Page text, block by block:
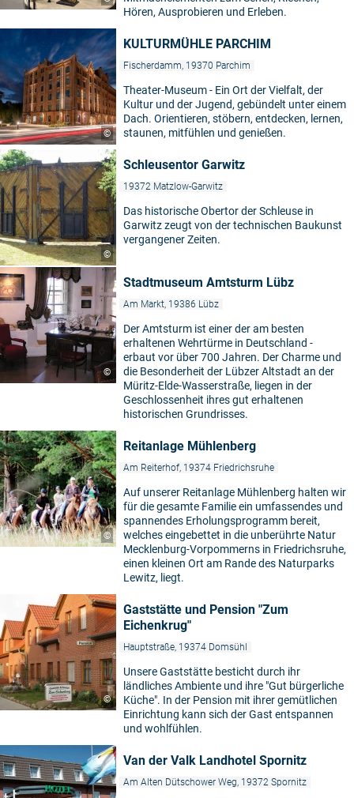
Hören, Ausprobieren und Erleben.
©
KULTURMÜHLE PARCHIM
Fischerdamm, 19370 Parchim
Theater-Museum - Ein Ort der Vielfalt, der
Kultur und der Jugend, gebündelt unter einem
Dach. Orientieren, stöbern, entdecken, lernen,
staunen, mitfühlen und genießen.
©
Schleusentor Garwitz
19372 Matzlow-Garwitz
Das historische Obertor der Schleuse in
Garwitz zeugt von der technischen Baukunst
vergangener Zeiten.
©
Stadtmuseum Amtsturm Lübz
Am Markt, 19386 Lübz
Der Amtsturm ist einer der am besten
erhaltenen Wehrtürme in Deutschland -
erbaut vor über 700 Jahren. Der Charme und
die Besonderheit der Lübzer Altstadt an der
Müritz-Elde-Wasserstraße, liegen in der
Geschlossenheit ihres gut erhaltenen
historischen Grundrisses.
©
Reitanlage Mühlenberg
Am Reiterhof, 19374 Friedrichsruhe
Auf unserer Reitanlage Mühlenberg halten wir
für die gesamte Familie ein umfassendes und
spannendes Erholungsprogramm bereit,
welches eingebettet in die unberührte Natur
Mecklenburg-Vorpommerns in Friedrichsruhe,
einen kleinen Ort am Rande des Naturparks
Lewitz, liegt.
©
Gaststätte und Pension "Zum
Eichenkrug"
Hauptstraße, 19374 Domsühl
Unsere Gaststätte besticht durch ihr
ländliches Ambiente und ihre "Gut bürgerliche
Küche". In der Pension mit ihrer gemütlichen
Einrichtung kann sich der Gast entspannen
und wohlfühlen.
Van der Valk Landhotel Spornitz
Am Alten Dütschower Weg, 19372 Spornitz